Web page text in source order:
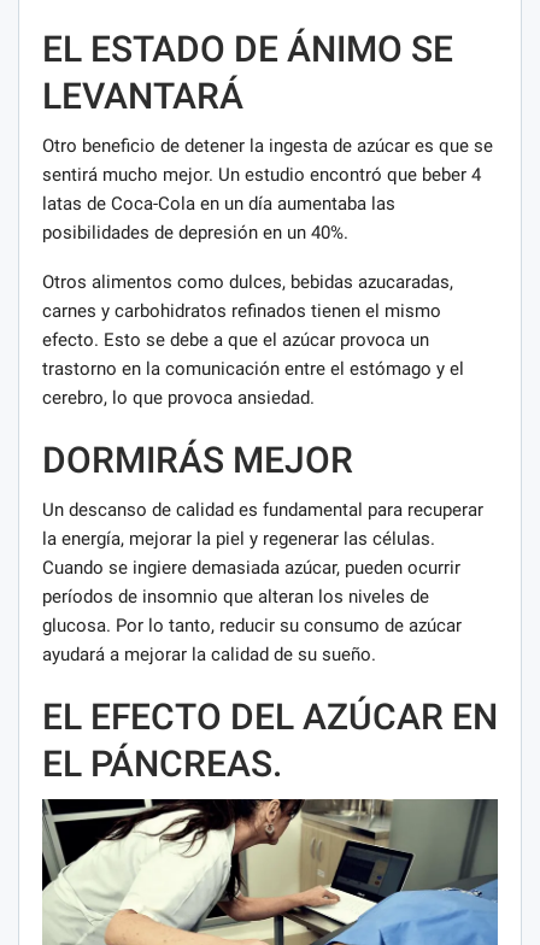
EL ESTADO DE ÁNIMO SE
LEVANTARÁ
Otro beneficio de detener la ingesta de azúcar es que se
sentirá mucho mejor. Un estudio encontró que beber 4
latas de Coca-Cola en un día aumentaba las
posibilidades de depresión en un 40%.
Otros alimentos como dulces, bebidas azucaradas,
carnes y carbohidratos refinados tienen el mismo
efecto. Esto se debe a que el azúcar provoca un
trastorno en la comunicación entre el estómago y el
cerebro, lo que provoca ansiedad.
DORMIRÁS MEJOR
Un descanso de calidad es fundamental para recuperar
la energía, mejorar la piel y regenerar las células.
Cuando se ingiere demasiada azúcar, pueden ocurrir
períodos de insomnio que alteran los niveles de
glucosa. Por lo tanto, reducir su consumo de azúcar
ayudará a mejorar la calidad de su sueño.
EL EFECTO DEL AZÚCAR EN
EL PÁNCREAS.